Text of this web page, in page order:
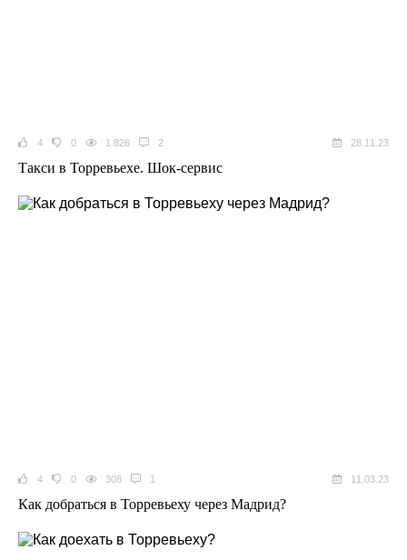
4 0 1 826 2 28.11.23
Такси в Торревьехе. Шок-сервис
4 0 308 1 11.03.23
Как добраться в Торревьеху через Мадрид?